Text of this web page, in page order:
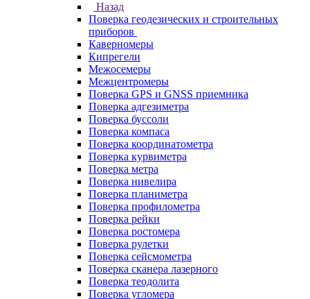
Назад
Поверка геодезических и строительных
приборов
Каверномеры
Кипрегели
Межосемеры
Межцентромеры
Поверка GPS и GNSS приемника
Поверка адгезиметра
Поверка буссоли
Поверка компаса
Поверка координатометра
Поверка курвиметра
Поверка метра
Поверка нивелира
Поверка планиметра
Поверка профилометра
Поверка рейки
Поверка ростомера
Поверка рулетки
Поверка сейсмометра
Поверка сканера лазерного
Поверка теодолита
Поверка угломера